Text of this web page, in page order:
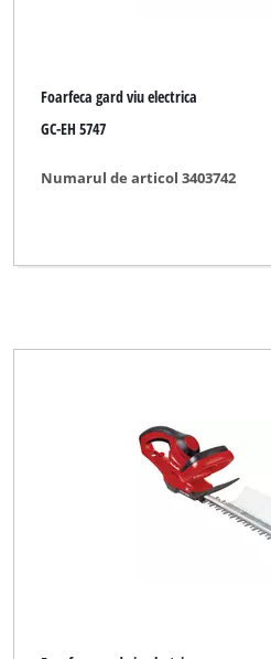
Foarfeca gard viu electrica
GC-EH 5747
Numarul de articol 3403742